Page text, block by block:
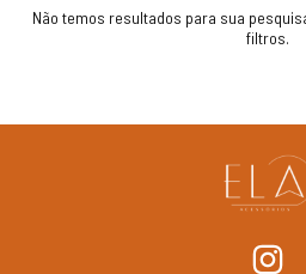
Não temos resultados para sua
filtros.